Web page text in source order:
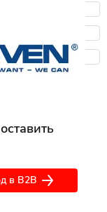
в B2B